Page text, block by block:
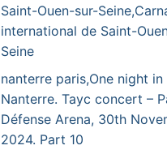
Saint-Ouen-sur-
international de Saint-
Seine
nanterre paris,One night in
Nanterre. Tayc concert –
Défense Arena, 30th
2024. Part 10